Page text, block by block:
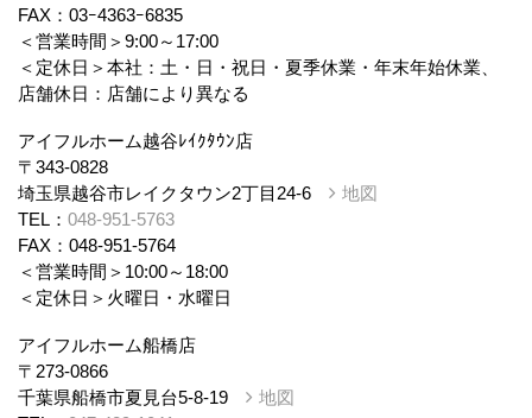
FAX：03ｰ4363ｰ6835
＜営業時間＞9:00～17:00
＜定休日＞本社：土・日・祝日・夏季休業・年末年始休業、
店舗休日：店舗により異なる
アイフルホーム越谷ﾚｲｸﾀｳﾝ店
〒343-0828
埼玉県越谷市レイクタウン2丁目24-6
地図
TEL： 048-951-5763
FAX：048-951-5764
＜営業時間＞10:00～18:00
＜定休日＞火曜日・水曜日
アイフルホーム船橋店
〒273-0866
千葉県船橋市夏見台5-8-19
地図